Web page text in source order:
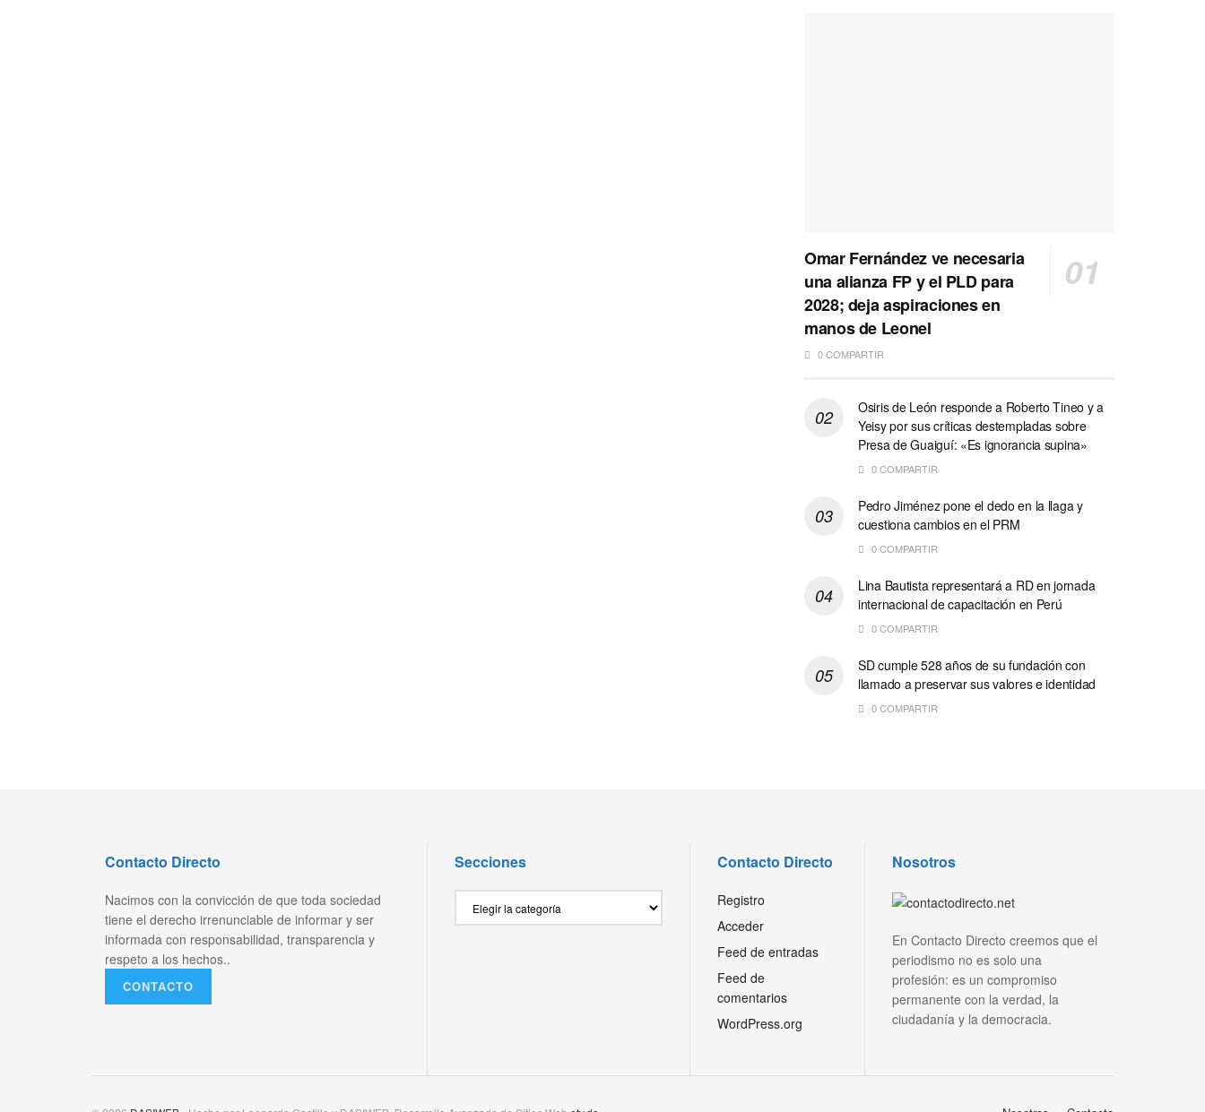
Omar Fernández ve necesaria
una alianza FP y el PLD para
2028; deja aspiraciones en
manos de Leonel
0 COMPARTIR
Osiris de León responde a Roberto Tineo y a
Yeisy por sus críticas destempladas sobre
Presa de Guaiguí: «Es ignorancia supina»
0 COMPARTIR
Pedro Jiménez pone el dedo en la llaga y
cuestiona cambios en el PRM
0 COMPARTIR
Lina Bautista representará a RD en jornada
internacional de capacitación en Perú
0 COMPARTIR
SD cumple 528 años de su fundación con
llamado a preservar sus valores e identidad
0 COMPARTIR
Contacto Directo
Nacimos con la convicción de que toda sociedad
tiene el derecho irrenunciable de informar y ser
informada con responsabilidad, transparencia y
respeto a los hechos..
CONTACTO
Secciones Contacto Directo
Registro
Acceder
Feed de entradas
Feed de
comentarios
WordPress.org
Nosotros
En Contacto Directo creemos que el
periodismo no es solo una
profesión: es un compromiso
permanente con la verdad, la
ciudadanía y la democracia.